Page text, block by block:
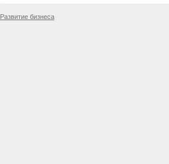
Развитие бизнеса